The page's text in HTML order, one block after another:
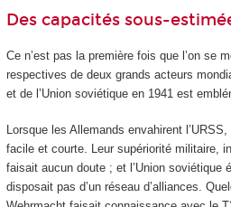
Des capacités sous-
Ce n’est pas la première fois que l’on se
respectives de deux grands acteurs
et de l’Union soviétique en 1941 est
Lorsque les Allemands envahirent
facile et courte. Leur supériorité militaire,
faisait aucun doute ; et l’Union soviétique
disposait pas d’un réseau d’alliances.